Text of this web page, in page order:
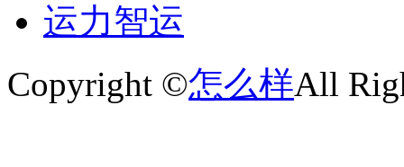
运力智运
Copyright ©怎么样All